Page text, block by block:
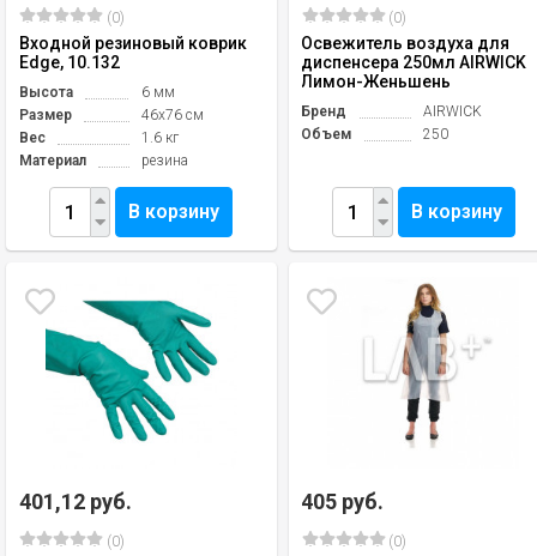
(0)
Входной резиновый коврик
Edge, 10.132
Высота
6 мм
Размер
46х76 см
Вес
1.6 кг
Материал
резина
В корзину
(0)
Освежитель воздуха для
диспенсера 250мл AIRWICK
Лимон-Женьшень
Бренд
AIRWICK
Объем
250
В корзину
401,12 руб.
(0)
405 руб.
(0)